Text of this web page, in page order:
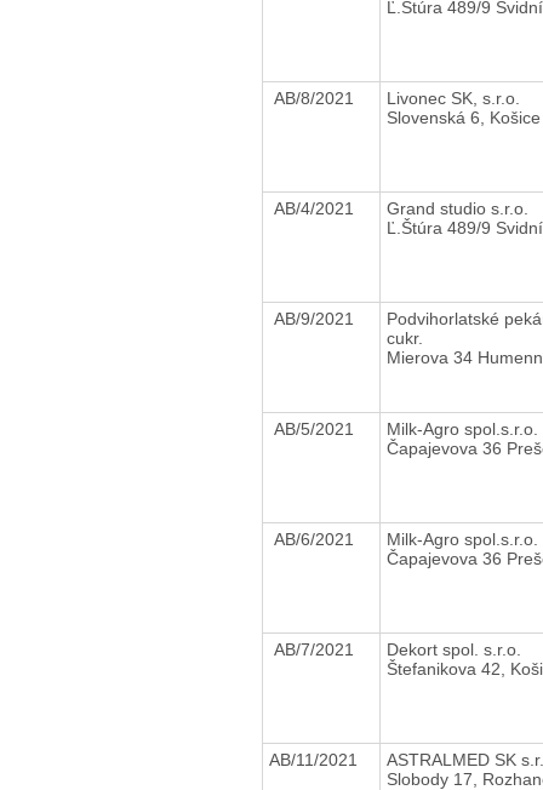
Ľ.Štúra 489/9
AB/8/2021
Livonec SK, s.r.o.
Slovenská 6, Košice
AB/4/2021
Grand studio s.r.o.
Ľ.Štúra 489/9
AB/9/2021
Podvihorlatské
cukr.
Mierova 34
AB/5/2021
Milk-Agro spol.s.r.o.
Čapajevova 36
AB/6/2021
Milk-Agro spol.s.r.o.
Čapajevova 36
AB/7/2021
Dekort spol. s.r.o.
Štefanikova 42,
AB/11/2021
ASTRALMED SK
Slobody 17,